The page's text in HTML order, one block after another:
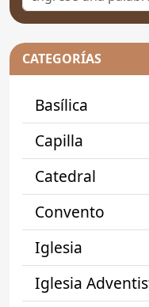
CATEGORÍAS
Basílica
Capilla
Catedral
Convento
Iglesia
Iglesia